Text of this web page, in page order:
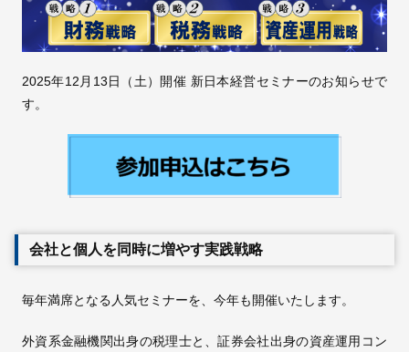
2025年12月13日（土）開催 新日本経営セミナーのお知らせで
す。
会社と個人を同時に増やす実践戦略
毎年満席となる人気セミナーを、今年も開催いたします。
外資系金融機関出身の税理士と、証券会社出身の資産運用コン